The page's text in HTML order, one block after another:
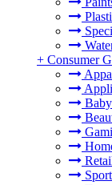
+ Consumer